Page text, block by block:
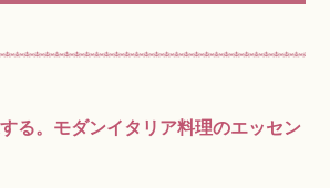
る。モダンイタリア料理のエッセン